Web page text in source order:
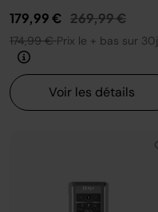
179,99 € Prix réduit de
269,99 €au
174,99 €Prix le + bas sur 30j
Voir les détails